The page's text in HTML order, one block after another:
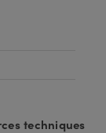
techniques